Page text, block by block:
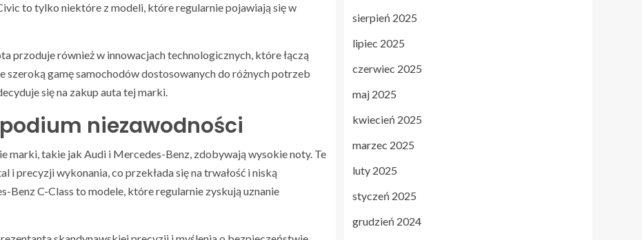
to tylko niektóre z modeli, które regularnie pojawiają się w
przoduje również w innowacjach technologicznych, które łączą
szeroką gamę samochodów dostosowanych do różnych potrzeb
się na zakup auta tej marki.
niezawodności
marki, takie jak Audi i Mercedes-Benz, zdobywają wysokie noty. Te
i precyzji wykonania, co przekłada się na trwałość i niską
Benz C-Class to modele, które regularnie zyskują uznanie
sierpień 2025
lipiec 2025
czerwiec 2025
maj 2025
kwiecień 2025
marzec 2025
luty 2025
styczeń 2025
grudzień 2024